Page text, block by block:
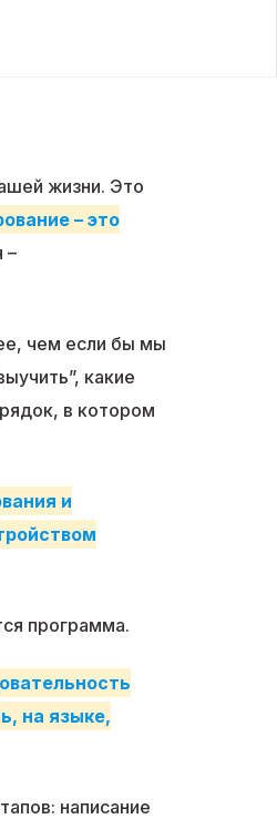
жизни. Это
– это
–
чем если бы мы
какие
в котором
и
программа.
на языке,
написание